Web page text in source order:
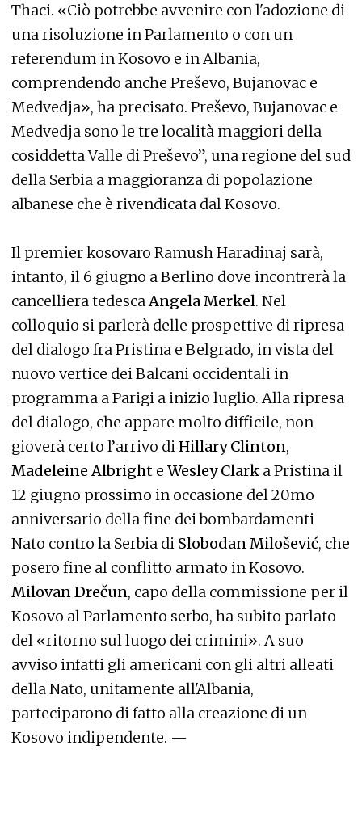
Thaci. «Ciò potrebbe avvenire con l'adozione di
una risoluzione in Parlamento o con un
referendum in Kosovo e in Albania,
comprendendo anche Preševo, Bujanovac e
Medvedja», ha precisato. Preševo, Bujanovac e
Medvedja sono le tre località maggiori della
cosiddetta Valle di Preševo”, una regione del sud
della Serbia a maggioranza di popolazione
albanese che è rivendicata dal Kosovo.
Il premier kosovaro Ramush Haradinaj sarà,
intanto, il 6 giugno a Berlino dove incontrerà la
cancelliera tedescaAngela Merkel. Nel
colloquio si parlerà delle prospettive di ripresa
del dialogo fra Pristina e Belgrado, in vista del
nuovo vertice dei Balcani occidentali in
programma a Parigi a inizio luglio. Alla ripresa
del dialogo, che appare molto difficile, non
gioverà certo l’arrivo diHillary Clinton,
Madeleine Albright e Wesley Clark a Pristina il
12 giugno prossimo in occasione del 20mo
anniversario della fine dei bombardamenti
Nato contro la Serbia di Slobodan Milošević, che
posero fine al conflitto armato in Kosovo.
Milovan Drečun, capo della commissione per il
Kosovo al Parlamento serbo, ha subito parlato
del «ritorno sul luogo dei crimini». A suo
avviso infatti gli americani con gli altri alleati
della Nato, unitamente all'Albania,
parteciparono di fatto alla creazione di un
Kosovo indipendente. —